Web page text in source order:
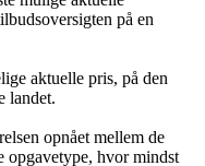
på en
aktuelle pris, på den
landet.
opnået mellem de
opgavetype, hvor mindst